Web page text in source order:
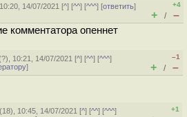
14/07/2021 [^] [^^] [^^^] [ответить]
+4
+ / –
комментатора опеннет
?), 10:21, 14/07/2021 [^] [^^] [^^^]
]
–1
+ / –
(18), 10:45, 14/07/2021 [^] [^^] [^^^]
+1